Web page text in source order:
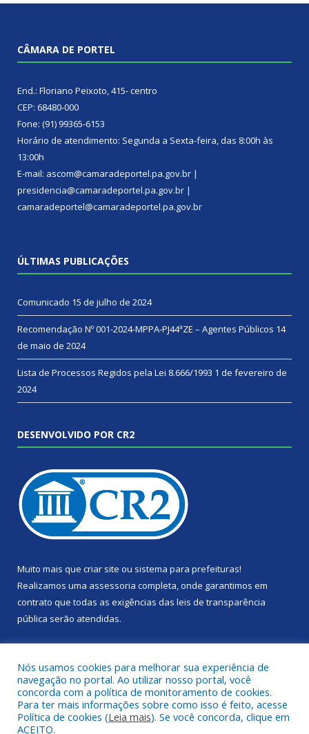
CÂMARA DE PORTEL
End.: Floriano Peixoto, 415- centro
CEP: 68480-000
Fone: (91) 99365-6153
Horário de atendimento: Segunda a Sexta-feira, das 8:00h às
13:00h
E-mail: ascom@camaradeportel.pa.gov.br |
presidencia@camaradeportel.pa.gov.br |
camaradeportel@camaradeportel.pa.gov.br
ÚLTIMAS PUBLICAÇÕES
Comunicado 15 de julho de 2024
Recomendação Nº 001-2024-MPPA-PJ44ªZE – Agentes Públicos 14
de maio de 2024
Lista de Processos Regidos pela Lei 8.666/1993 1 de fevereiro de
2024
DESENVOLVIDO POR CR2
Muito mais que criar site ou sistema para prefeituras!
Realizamos uma assessoria completa, onde garantimos em
contrato que todas as exigências das leis de transparência
pública serão atendidas.
Todos os direitos reservados a Câmara Municipal de Portel.
Nós usamos cookies para melhorar sua experiência de
navegação no portal. Ao utilizar nosso portal, você
concorda com a política de monitoramento de cookies.
Para ter mais informações sobre como isso é feito, acesse
Política de cookies (Leia mais). Se você concorda, clique em
ACEITO.